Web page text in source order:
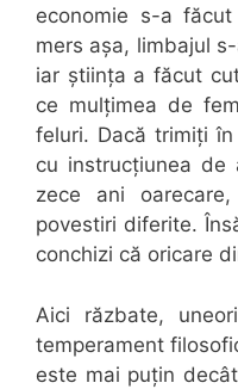
economie s-a
mers așa, limbajul
iar știința a făcut
ce mulțimea de
feluri. Dacă trimiți
cu instrucțiunea de
zece ani
povestiri diferite.
conchizi că oricare
Aici răzbate,
temperament
este mai puțin